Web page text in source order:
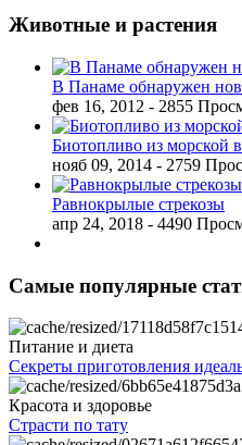
Животные и растения
В Панаме обнаружен
фев 16, 2012 - 2855
Биотопливо из морской
нояб 09, 2014 - 2759
Равнокрылые стрекозы
апр 24, 2018 - 4490
Самые популярные
Питание и диета
Секреты приготовления
Красота и здоровье
Страсти по тату